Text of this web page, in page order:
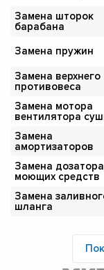
Замена шторок
барабана
Замена пружин
Замена верхнего
противовеса
Замена мотора
вентилятора
Замена
амортизаторов
Замена дозатора
моющих средств
Замена
шланга